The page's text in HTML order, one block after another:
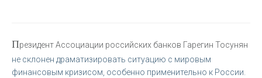
Президент Ассоциации российских банков Гарегин Тосунян
не склонен драматизировать ситуацию с мировым
финансовым кризисом, особенно применительно к России.